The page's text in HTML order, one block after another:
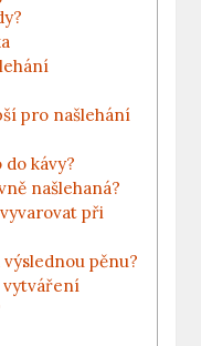
pro našlehání
⁤do kávy?
našlehaná?
při⁣
pěnu?
vytváření